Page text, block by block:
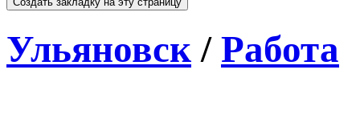
Ульяновск / Работа